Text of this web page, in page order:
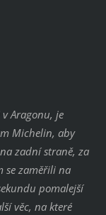
Aragonu, je
Michelin, aby
zadní straně, za
se zaměřili na
pomalejší
věc, na které